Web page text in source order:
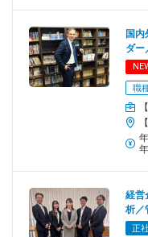
点で打ち合わせを行いま
▼8:40 アドバイザー活動
スケジュール管理は個人
お客様とのアポイントメ
り、天候が悪い日はお電
を持って自由に働いてい
ご提案します。
ニーズに合わないものや
扱わないなど、お客様の
国
ダー
職
経営
析／
正